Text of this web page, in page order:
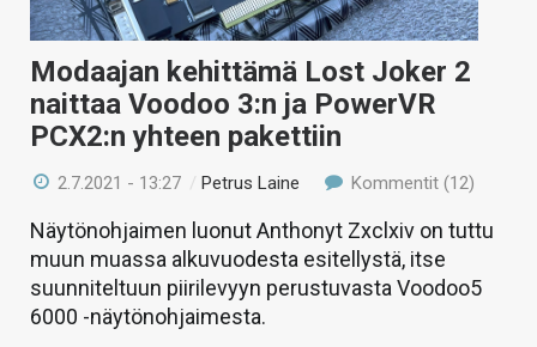
Modaajan kehittämä Lost Joker 2
naittaa Voodoo 3:n ja PowerVR
PCX2:n yhteen pakettiin
2.7.2021 - 13:27 /Petrus Laine Kommentit (12)
Näytönohjaimen luonut Anthonyt Zxclxiv on tuttu
muun muassa alkuvuodesta esitellystä, itse
suunniteltuun piirilevyyn perustuvasta Voodoo5
6000 -näytönohjaimesta.